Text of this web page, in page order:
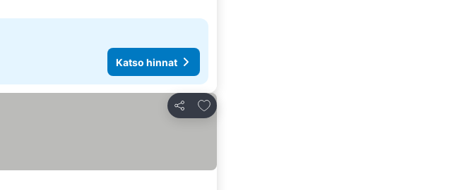
Katso hinnat
Jaa
Lisää suosikkeihin